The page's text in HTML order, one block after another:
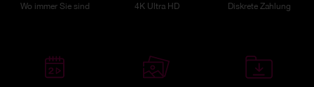
Wo immer Sie sind 4K Ultra HD Diskrete Zahlung